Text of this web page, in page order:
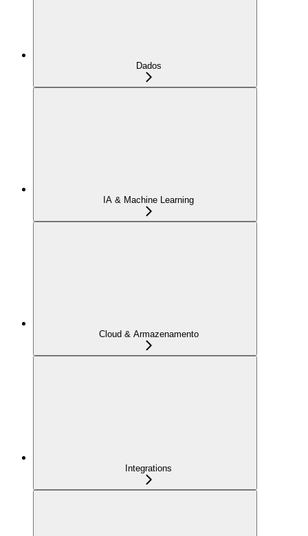
Dados
IA & Machine Learning
Cloud & Armazenamento
Integrations